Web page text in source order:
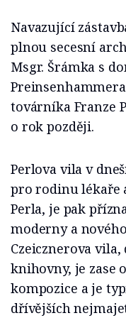
Navazující
plnou secesní
Msgr. Šrámka s
továrníka Franze
o rok později.
Perlova vila v
pro rodinu lékaře
Perla, je pak
moderny a
Czeicznerova
knihovny, je zase
kompozice a je
dřívějších